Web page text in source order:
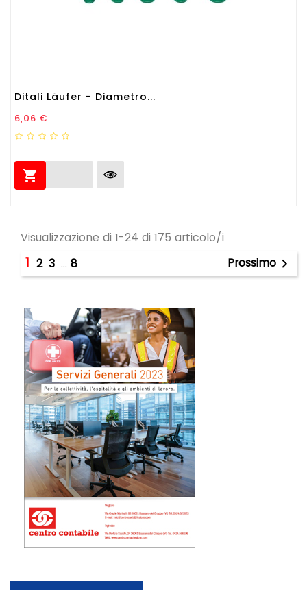
Ditali Läufer - Diametro...
Prezzo
6,06 €

Visualizzazione di 1-24 di 175 articolo/i
1 2 3 … 8 Prossimo 